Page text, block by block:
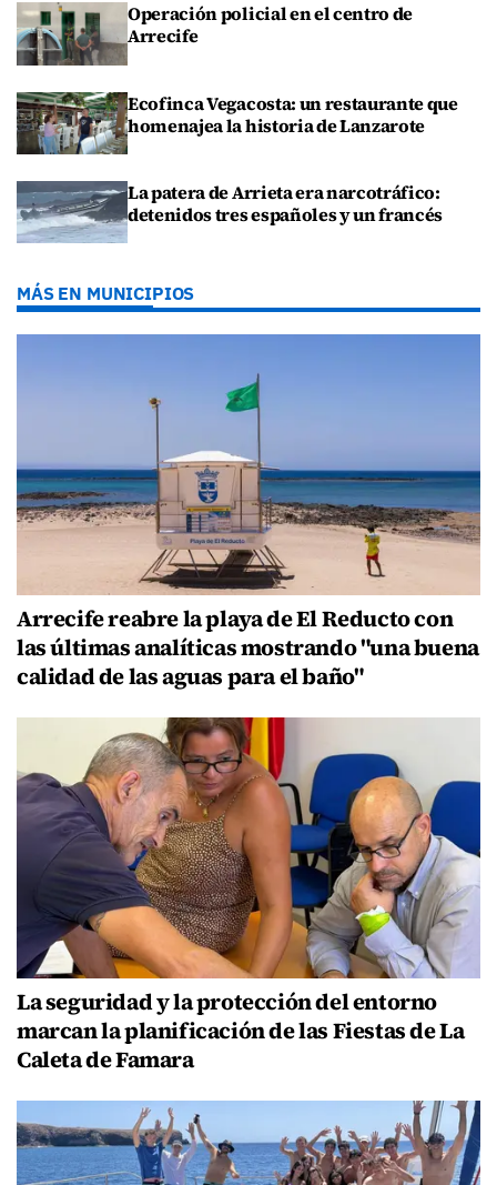
Operación policial en el centro de
Arrecife
Ecofinca Vegacosta: un restaurante que
homenajea la historia de Lanzarote
La patera de Arrieta era narcotráfico:
detenidos tres españoles y un francés
MÁS EN MUNICIPIOS
Arrecife reabre la playa de El Reducto con
las últimas analíticas mostrando "una buena
calidad de las aguas para el baño"
La seguridad y la protección del entorno
marcan la planificación de las Fiestas de La
Caleta de Famara